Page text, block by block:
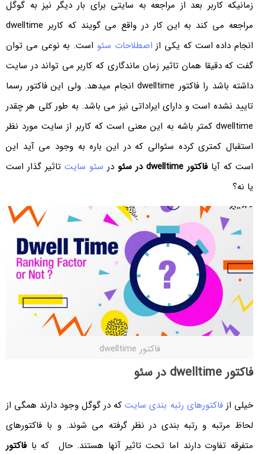
زمانیکه کاربر بعد از مراجعه به سایتی برای بار دیگر نیز به گوگل
مراجعه می کند به این کار در واقع می گویند که کاربر dwelltime
انجام داده است که یکی ازاصطلاحات سئواست. به نوعی می توان
گفت که دقیقا همان تاثیر زمان ماندگاری که کاربر می تواند در سایت
داشته باشد را فاکتور dwelltime انجام میدهد. ولی این فاکتور رسما
تایید نشده است و دارای ایراداتی نیز می باشد. به طور کلی هر چقدر
dwelltime کمتر باشه به این معنی است که کاربر از سایت مورد نظر
استقبال کمتری کرده سئوالی که در این باره به وجود می آید این
است که آیا فاکتور dwelltime در سئو در سئو سایتتاثیر گذار است
یا نه؟
فاکتور dwelltime
فاکتور dwelltime در سئو
خیلی ازفاکتورهای رتبه بندی سایتکه در گوگل وجود دارند همگی از
لحاظ مرتبه و رتبه بندی در نظر گرفته می شوند. و با فاکتورهای
متفرقه تفاوت دارند اما تحت تاثیر آنها هستند. حال که با فاکتور